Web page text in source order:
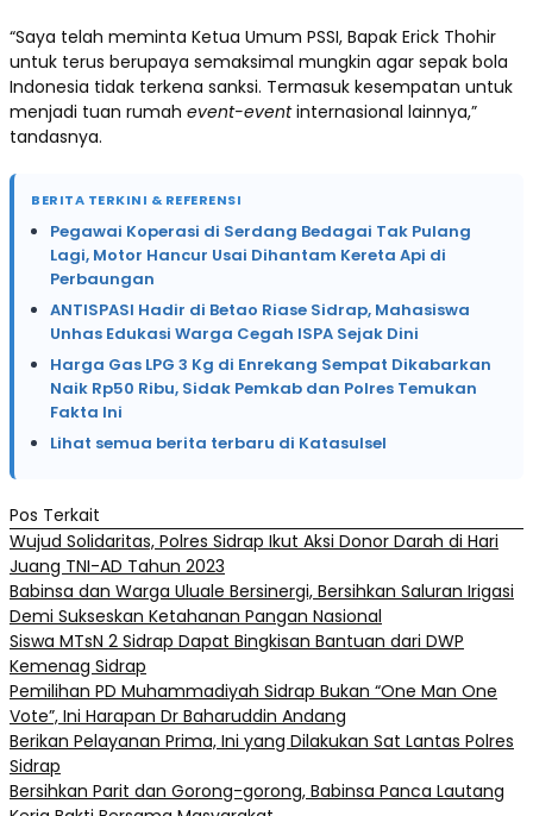
“Saya telah meminta Ketua Umum PSSI, Bapak Erick Thohir
untuk terus berupaya semaksimal mungkin agar sepak bola
Indonesia tidak terkena sanksi. Termasuk kesempatan untuk
menjadi tuan rumah event-eventinternasional lainnya,”
tandasnya.
BERITA TERKINI & REFERENSI
Pegawai Koperasi di Serdang Bedagai Tak Pulang
Lagi, Motor Hancur Usai Dihantam Kereta Api di
Perbaungan
ANTISPASI Hadir di Betao Riase Sidrap, Mahasiswa
Unhas Edukasi Warga Cegah ISPA Sejak Dini
Harga Gas LPG 3 Kg di Enrekang Sempat Dikabarkan
Naik Rp50 Ribu, Sidak Pemkab dan Polres Temukan
Fakta Ini
Lihat semua berita terbaru di Katasulsel
Pos Terkait
Wujud Solidaritas, Polres Sidrap Ikut Aksi Donor Darah di Hari
Juang TNI-AD Tahun 2023
Babinsa dan Warga Uluale Bersinergi, Bersihkan Saluran Irigasi
Demi Sukseskan Ketahanan Pangan Nasional
Siswa MTsN 2 Sidrap Dapat Bingkisan Bantuan dari DWP
Kemenag Sidrap
Pemilihan PD Muhammadiyah Sidrap Bukan “One Man One
Vote”, Ini Harapan Dr Baharuddin Andang
Berikan Pelayanan Prima, Ini yang Dilakukan Sat Lantas Polres
Sidrap
Bersihkan Parit dan Gorong-gorong, Babinsa Panca Lautang